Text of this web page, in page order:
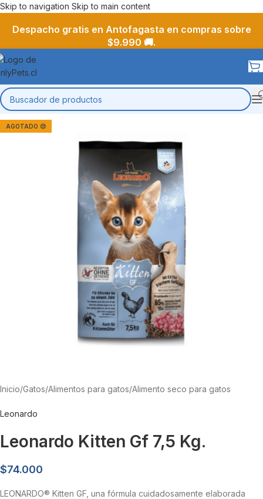
Skip to navigation Skip to main content
Despacho gratis en Antofagasta en compras sobre
$9.990 🚚.
AGOTADO 😔
Inicio/Gatos/Alimentos para gatos/Alimento seco para gatos
Leonardo
Leonardo Kitten Gf 7,5 Kg.
$74.000
LEONARDO® Kitten GF, una fórmula cuidadosamente elaborada